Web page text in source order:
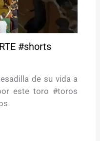
#shorts
de su vida a
este toro #toros